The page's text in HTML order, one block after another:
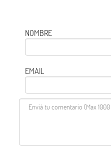
NOMBRE
EMAIL